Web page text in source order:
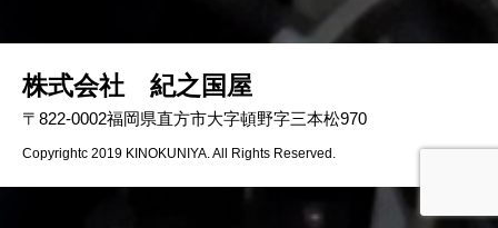
株式会社 紀之国屋
〒822-0002福岡県直方市大字頓野字三本松970
Copyrightc 2019 KINOKUNIYA. All Rights Reserved.